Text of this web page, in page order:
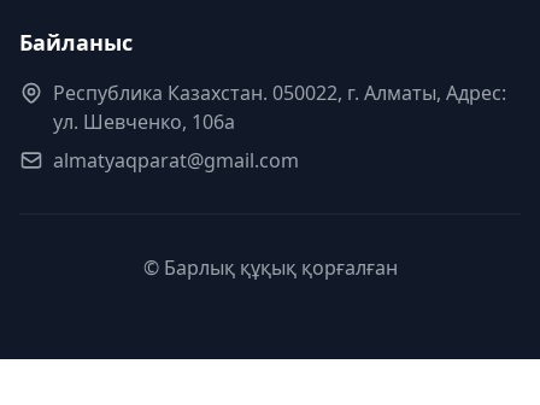
Байланыс
Республика Казахстан. 050022, г. Алматы, Адрес:
ул. Шевченко, 106а
almatyaqparat@gmail.com
© Барлық құқық қорғалған